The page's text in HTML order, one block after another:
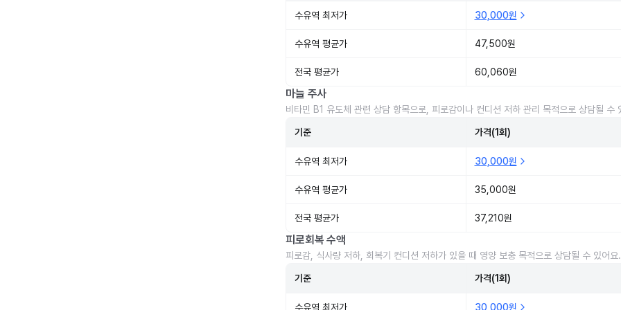
수유역 최저가 30,000원
수유역 평균가 47,500원
전국 평균가 60,060원
마늘 주사
비타민 B1 유도체 관련 상담 항목으로, 피로감이나 컨디션 저하 관리 목적으로 상담될 수
기준 가격(1회)
수유역 최저가 30,000원
수유역 평균가 35,000원
전국 평균가 37,210원
피로회복 수액
피로감, 식사량 저하, 회복기 컨디션 저하가 있을 때 영양 보충 목적으로 상담될 수 있어요.
기준 가격(1회)
수유역 최저가 30,000원